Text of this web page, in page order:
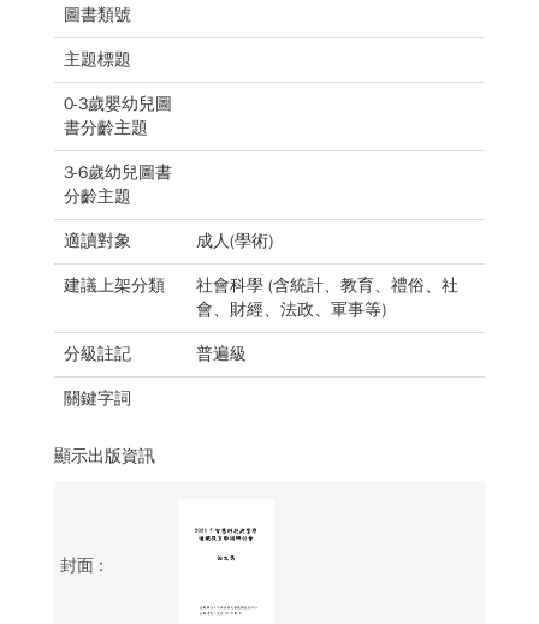
圖書類號
主題標題
0-3歲嬰幼兒圖
書分齡主題
3-6歲幼兒圖書
分齡主題
適讀對象 成人(學術)
建議上架分類
社會科學 (含統計、教育、禮俗、社
會、財經、法政、軍事等)
分級註記 普遍級
關鍵字詞
顯示出版資訊